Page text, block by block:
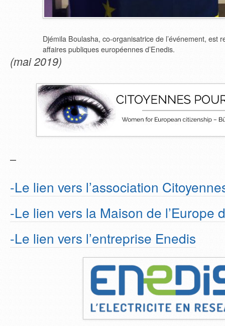
Djémila Boulasha, co-organisatrice de l’événement, est
affaires publiques européennes d’Enedis.
(mai 2019)
–
-Le lien vers l’association
-Le lien vers la Maison de l’Europe
-Le lien vers l’entreprise Enedis